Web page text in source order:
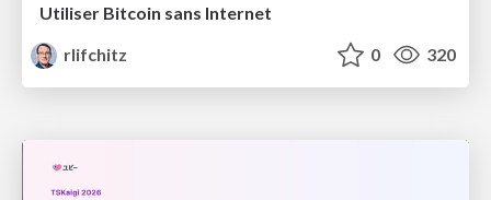
Utiliser Bitcoin sans Internet
rlifchitz
0 320